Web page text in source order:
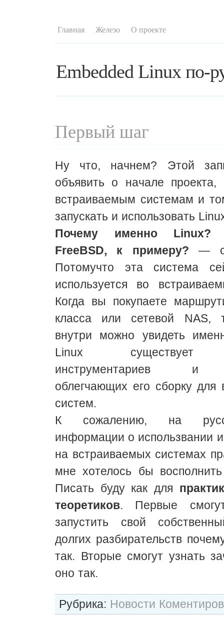
Главная Железо О проекте
Embedded Linux по-
Первый шаг
Ну что, начнем? Этой
объявить о начале проекта,
встраиваемым системам и
запускать и использовать
Почему именно Linux?
FreeBSD, к примеру? —
Потомучто эта система
используется во
Когда вы покупаете
класса или сетевой
внутри можно увидеть
Linux существует
инструментариев и
облегчающих его сборку для
систем.
К сожалению, на
информации о использвании
на встраиваемых системах
мне хотелось бы
Писать буду как для
теоретиков. Первые
запустить свой
долгих разбирательств
так. Вторые смогут узнать
оно так.
Рубрика: Новости